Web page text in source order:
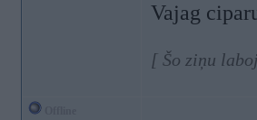
Vajag
[ Šo ziņu